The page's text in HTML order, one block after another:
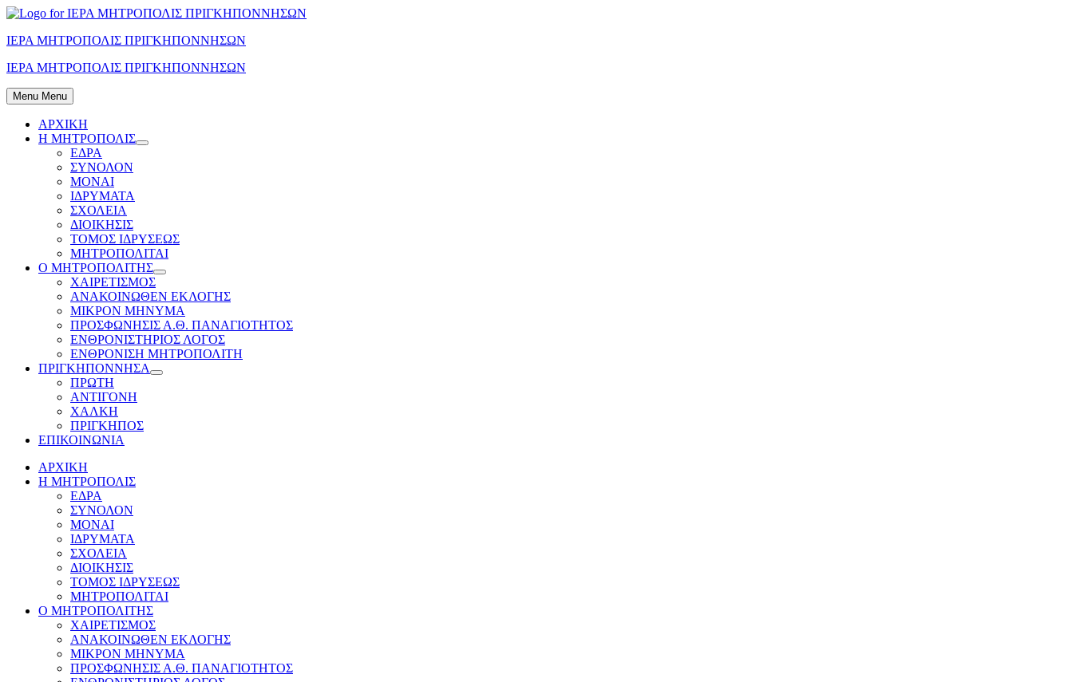
Skip
content
ΙΕΡΑ ΜΗΤΡΟΠΟΛΙΣ ΠΡΙΓΚΗΠΟΝΝΗΣΩΝ
ΙΕΡΑ ΜΗΤΡΟΠΟΛΙΣ ΠΡΙΓΚΗΠΟΝΝΗΣΩΝ
Menu Menu
ΑΡΧΙΚΗ
Η ΜΗΤΡΟΠΟΛΙΣ
Show
ΕΔΡΑ
ΣΥΝΟΛΟΝ
ΜΟΝΑΙ
ΙΔΡΥΜΑΤΑ
ΣΧΟΛΕΙΑ
ΔΙΟΙΚΗΣΙΣ
ΤΟΜΟΣ ΙΔΡΥΣΕΩΣ
ΜΗΤΡΟΠΟΛΙΤΑΙ
Ο ΜΗΤΡΟΠΟΛΙΤΗΣ
Show
sub
menu
ΧΑΙΡΕΤΙΣΜΟΣ
ΑΝΑΚΟΙΝΩΘΕΝ ΕΚΛΟΓΗΣ
ΜΙΚΡΟΝ ΜΗΝΥΜΑ
ΠΡΟΣΦΩΝΗΣΙΣ Α.Θ. ΠΑΝΑΓΙΟΤΗΤΟΣ
ΕΝΘΡΟΝΙΣΤΗΡΙΟΣ ΛΟΓΟΣ
ΕΝΘΡΟΝΙΣΗ ΜΗΤΡΟΠΟΛΙΤΗ
ΠΡΙΓΚΗΠΟΝΝΗΣΑ
Show
ΠΡΩΤΗ
ΑΝΤΙΓΟΝΗ
ΧΑΛΚΗ
ΠΡΙΓΚΗΠΟΣ
ΕΠΙΚΟΙΝΩΝΙΑ
ΑΡΧΙΚΗ
Η ΜΗΤΡΟΠΟΛΙΣ
ΕΔΡΑ
ΣΥΝΟΛΟΝ
ΜΟΝΑΙ
ΙΔΡΥΜΑΤΑ
ΣΧΟΛΕΙΑ
ΔΙΟΙΚΗΣΙΣ
ΤΟΜΟΣ ΙΔΡΥΣΕΩΣ
ΜΗΤΡΟΠΟΛΙΤΑΙ
Ο ΜΗΤΡΟΠΟΛΙΤΗΣ
ΧΑΙΡΕΤΙΣΜΟΣ
ΑΝΑΚΟΙΝΩΘΕΝ ΕΚΛΟΓΗΣ
ΜΙΚΡΟΝ ΜΗΝΥΜΑ
ΠΡΟΣΦΩΝΗΣΙΣ Α.Θ. ΠΑΝΑΓΙΟΤΗΤΟΣ